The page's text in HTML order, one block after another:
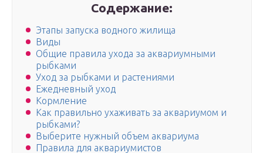
Содержание:
Этапы запуска водного жилища
Виды
Общие правила ухода за аквариумными
рыбками
Уход за рыбками и растениями
Ежедневный уход
Кормление
Как правильно ухаживать за аквариумом и
рыбками?
Выберите нужный объем аквариума
Правила для аквариумистов